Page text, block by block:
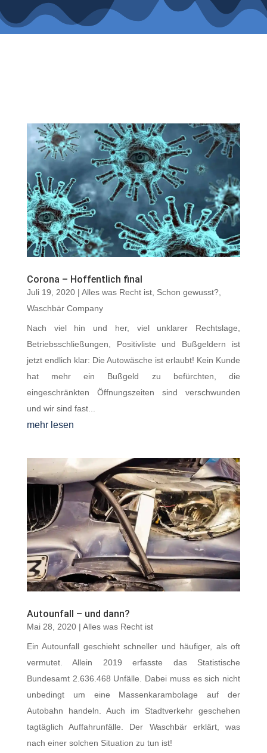
Corona – Hoffentlich final
Juli 19, 2020| Alles was Recht ist, Schon gewusst?,
Waschbär Company
Nach viel hin und her, viel unklarer Rechtslage,
Betriebsschließungen, Positivliste und Bußgeldern ist
jetzt endlich klar: Die Autowäsche ist erlaubt! Kein Kunde
hat mehr ein Bußgeld zu befürchten, die
eingeschränkten Öffnungszeiten sind verschwunden
und wir sind fast...
mehr lesen
Autounfall – und dann?
Mai 28, 2020| Alles was Recht ist
Ein Autounfall geschieht schneller und häufiger, als oft
vermutet. Allein 2019 erfasste das Statistische
Bundesamt 2.636.468 Unfälle. Dabei muss es sich nicht
unbedingt um eine Massenkarambolage auf der
Autobahn handeln. Auch im Stadtverkehr geschehen
tagtäglich Auffahrunfälle. Der Waschbär erklärt, was
nach einer solchen Situation zu tun ist!